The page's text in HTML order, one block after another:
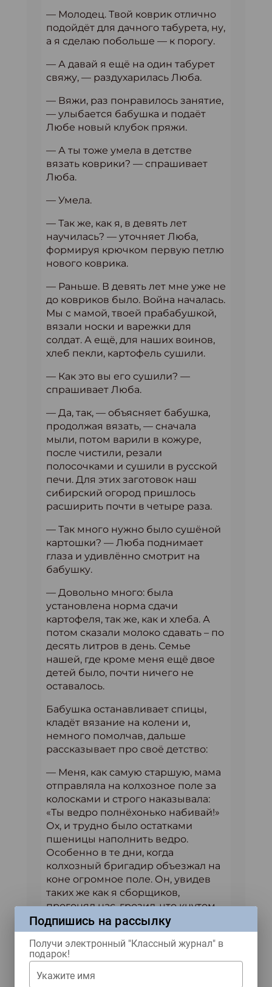
— Молодец. Твой коврик отлично
подойдёт для дачного табурета, ну,
а я сделаю побольше — к порогу.
— А давай я ещё на один табурет
свяжу, — раздухарилась Люба.
— Вяжи, раз понравилось занятие,
— улыбается бабушка и подаёт
Любе новый клубок пряжи.
— А ты тоже умела в детстве
вязать коврики? — спрашивает
Люба.
— Умела.
— Так же, как я, в девять лет
научилась? — уточняет Люба,
формируя крючком первую петлю
нового коврика.
— Раньше. В девять лет мне уже не
до ковриков было. Война началась.
Мы с мамой, твоей прабабушкой,
вязали носки и варежки для
солдат. А ещё, для наших воинов,
хлеб пекли, картофель сушили.
— Как это вы его сушили? —
спрашивает Люба.
— Да, так, — объясняет бабушка,
продолжая вязать, — сначала
мыли, потом варили в кожуре,
после чистили, резали
полосочками и сушили в русской
печи. Для этих заготовок наш
сибирский огород пришлось
расширить почти в четыре раза.
— Так много нужно было сушёной
картошки? — Люба поднимает
глаза и удивлённо смотрит на
бабушку.
— Довольно много: была
установлена норма сдачи
картофеля, так же, как и хлеба. А
потом сказали молоко сдавать – по
десять литров в день. Семье
нашей, где кроме меня ещё двое
детей было, почти ничего не
оставалось.
Бабушка останавливает спицы,
кладёт вязание на колени и,
немного помолчав, дальше
рассказывает про своё детство:
— Меня, как самую старшую, мама
отправляла на колхозное поле за
колосками и строго наказывала:
«Ты ведро полнёхонько набивай!»
Ох, и трудно было остатками
пшеницы наполнить ведро.
Особенно в те дни, когда
колхозный бригадир объезжал на
коне огромное поле. Он, увидев
таких же как я сборщиков,
прогонял нас, грозил, что кнутом
ударит. Хлестал им на ходу,
поднимая грозную пыль. Я
однажды, убегая от его окриков,
упала и разбила коленку, колоски
просыпала. Вернулась домой,
Подпишись на рассылку
Получи электронный "Классный журнал" в
подарок!
Укажите имя